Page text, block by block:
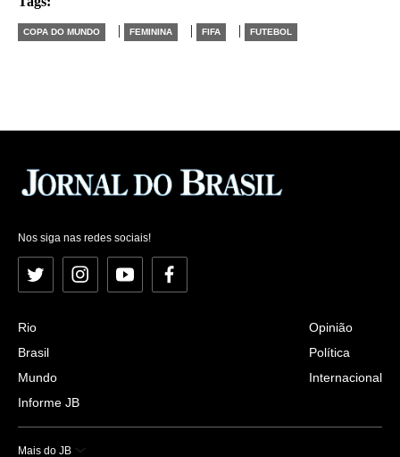
COPA DO MUNDO | FEMININA | FIFA | FUTEBOL
Nos siga nas redes sociais!
Twitter InstagramYouTubeFacebook
Rio
Brasil
Mundo
Informe JB
Opinião
Política
Internacional
Mais do JB